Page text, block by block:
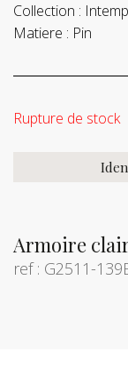
Armoire
ref : G2511-
Collection :
Matiere : Pin
Rupture de stock